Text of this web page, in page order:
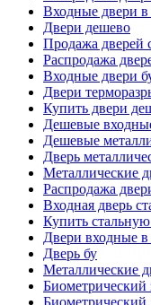
Входные двери в
Двери дешево
Продажа дверей
Распродажа
Входные двери
Двери
Купить двери
Дешевые
Дешевые
Дверь
Металлические
Распродажа
Входная дверь
Купить
Двери входные
Дверь бу
Металлические
Биометрический
Биометрический